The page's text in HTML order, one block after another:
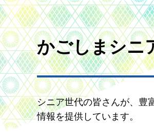
かごしまシニ
シニア世代の皆さんが、豊
情報を提供しています。